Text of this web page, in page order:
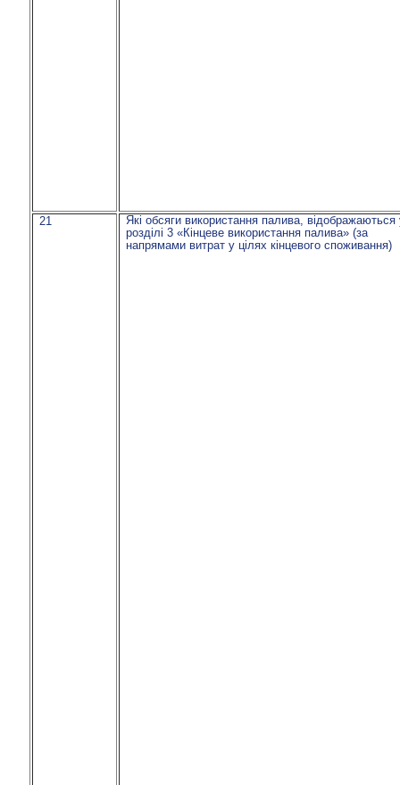
21
Які обсяги використання палива, відображаються
розділі 3 «Кінцеве використання палива» (за
напрямами витрат у цілях кінцевого споживання)